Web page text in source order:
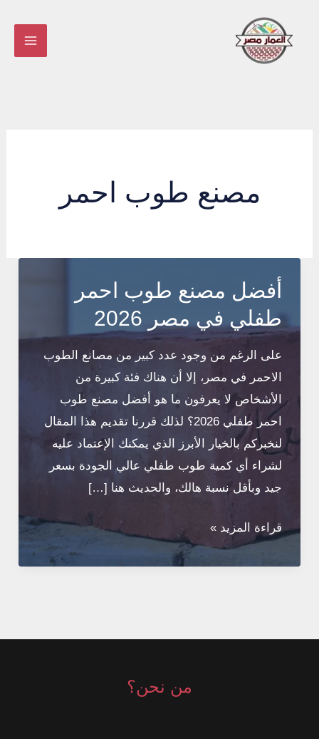
المحتوى
مصنع طوب احمر
أفضل مصنع طوب احمر
طفلي في مصر 2026
على الرغم من وجود عدد كبير من مصانع الطوب
الاحمر في مصر، إلا أن هناك فئة كبيرة من
الأشخاص لا يعرفون ما هو أفضل مصنع طوب
احمر طفلي 2026؟ لذلك قررنا تقديم هذا المقال
لنخبركم بالخيار الأبرز الذي يمكنك الإعتماد عليه
لشراء أي كمية طوب طفلي عالي الجودة بسعر
جيد وبأقل نسبة هالك، والحديث هنا […]
أفضل
طوب
في
قراءة المزيد »
من نحن؟